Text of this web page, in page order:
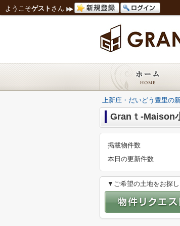
ようこそゲスト さん
上新庄・だいどう豊里の
Granｔ-Maison
掲載物件数
本日の更新件数
▼ご希望の土地をお探